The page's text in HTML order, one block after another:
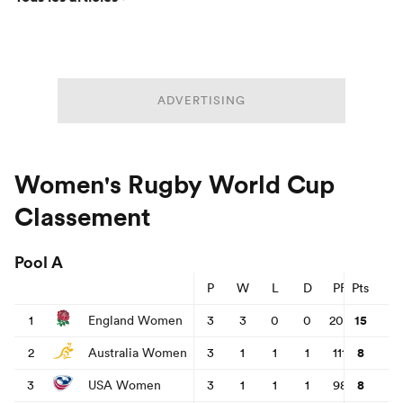
ADVERTISING
Women's Rugby World Cup
Classement
Pool A
1
England Women
2
Australia Women
3
USA Women
P W L D PF PA
3
3 0 0 208 17
3
1 1 1 111
3
1 1 1 98 100
Pts
15
8
8